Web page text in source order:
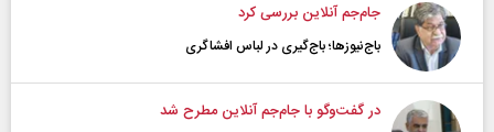
جام‌جم آنلاین بررسی کرد
باج‌نیوزها؛ باج‌گیری در لباس افشاگری
در گفت‌و‌گو با جام‌جم آنلاین مطرح شد